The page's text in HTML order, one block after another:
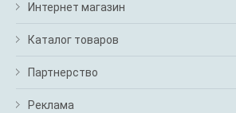
Интернет магазин
Каталог товаров
Партнерство
Реклама